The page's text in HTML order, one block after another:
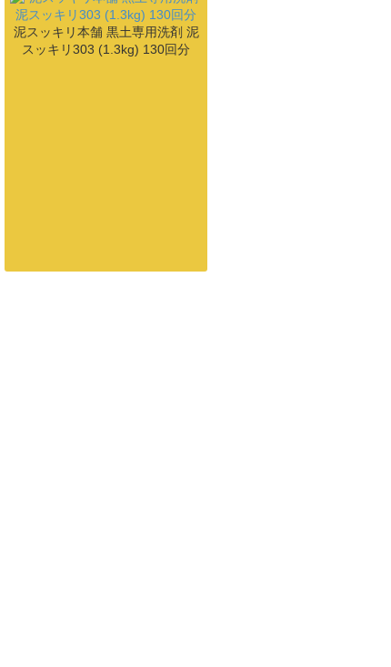
泥スッキリ本舗 黒土専用洗剤 泥
スッキリ303 (1.3kg) 130回分